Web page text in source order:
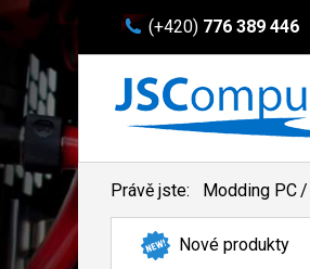
(+420) 776 389 446
Právě jste: Modding PC/
Nové produkty